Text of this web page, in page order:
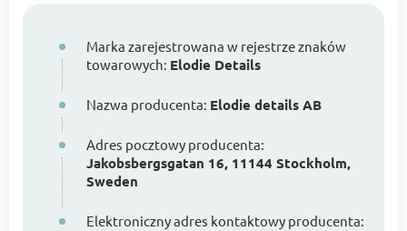
Marka zarejestrowana w rejestrze znaków
towarowych: Elodie Details
Nazwa producenta: Elodie details AB
Adres pocztowy producenta:
Jakobsbergsgatan 16, 11144 Stockholm,
Sweden
Elektroniczny adres kontaktowy producenta: